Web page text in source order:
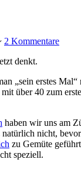
2 Kommentare
denkt.
„sein erstes
über 40 zum
haben wir uns am
natürlich nicht,
zu Gemüte
speziell.